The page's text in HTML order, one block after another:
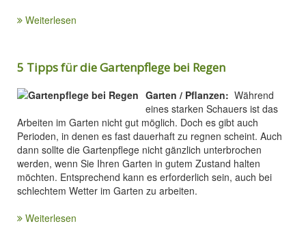
Weiterlesen
5 Tipps für die Gartenpflege bei Regen
Garten / Pflanzen: Während
eines starken Schauers ist das
Arbeiten im Garten nicht gut möglich. Doch es gibt auch
Perioden, in denen es fast dauerhaft zu regnen scheint. Auch
dann sollte die Gartenpflege nicht gänzlich unterbrochen
werden, wenn Sie Ihren Garten in gutem Zustand halten
möchten. Entsprechend kann es erforderlich sein, auch bei
schlechtem Wetter im Garten zu arbeiten.
Weiterlesen